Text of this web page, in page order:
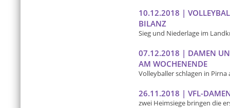
10.12.2018 |
BILANZ
Sieg und Niederlage im
07.12.2018 | DAMEN
AM WOCHENENDE
Volleyballer schlagen in Pirna
26.11.2018 | VFL-
zwei Heimsiege bringen die